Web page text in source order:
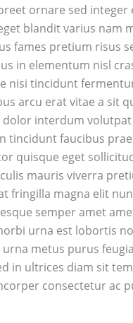
ornare sed
blandit varius
fames pretium risus
in elementum nisl
nisi tincidunt
arcu erat vitae a sit
interdum
faucibus
quisque eget
mauris viverra
fringilla magna elit
semper amet
urna est lobortis
metus purus
in ultrices diam sit
consectetur